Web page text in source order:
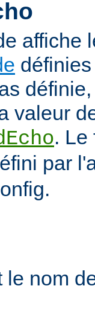
affiche
valeur
. Le
par
le nom